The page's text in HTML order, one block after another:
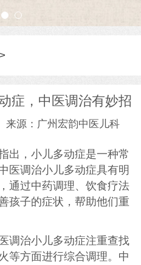
>
症，中医调治有妙招
来源：广州宏韵中医儿科
出，小儿多动症是一种常
医调治小儿多动症具有明
通过中药调理、饮食疗法
孩子的症状，帮助他们重
调治小儿多动症注重查找
等方面进行综合调理。中